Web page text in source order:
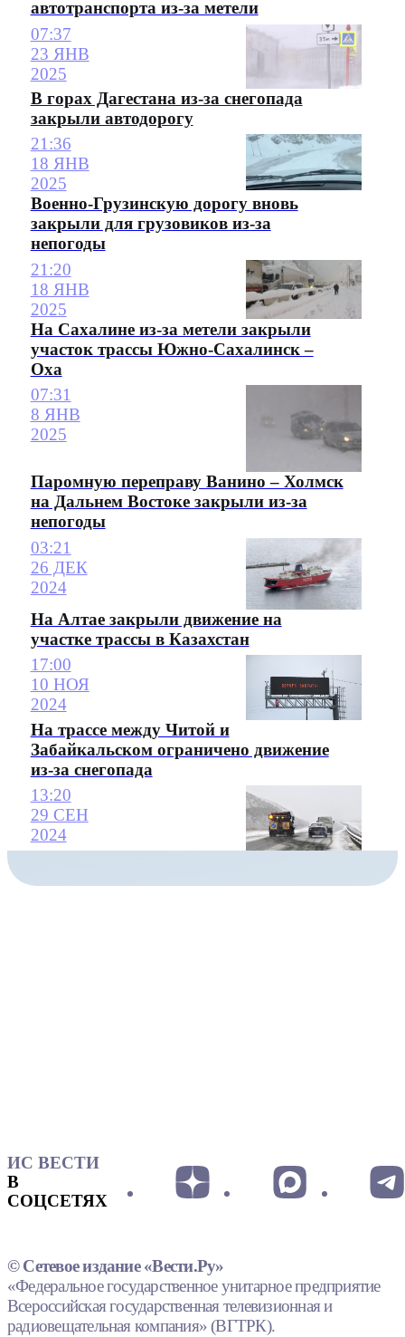
автотранспорта из-за метели
07:37
23 ЯНВ
2025
В горах Дагестана из-за снегопада
закрыли автодорогу
21:36
18 ЯНВ
2025
Военно-Грузинскую дорогу вновь
закрыли для грузовиков из-за
непогоды
21:20
18 ЯНВ
2025
На Сахалине из-за метели закрыли
участок трассы Южно-Сахалинск –
Оха
07:31
8 ЯНВ
2025
Паромную переправу Ванино – Холмск
на Дальнем Востоке закрыли из-за
непогоды
03:21
26 ДЕК
2024
На Алтае закрыли движение на
участке трассы в Казахстан
17:00
10 НОЯ
2024
На трассе между Читой и
Забайкальском ограничено движение
из-за снегопада
13:20
29 СЕН
2024
ИС ВЕСТИ
В
СОЦСЕТЯХ
© Сетевое издание «Вести.Ру»
«Федеральное государственное унитарное предприятие
Всероссийская государственная телевизионная и
радиовещательная компания» (ВГТРК).